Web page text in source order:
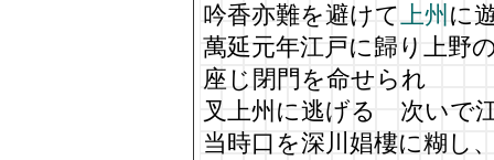
吟香亦難を避けて上州 に
萬延元年江戸に歸り上野
座じ閉門を命せられ
叉上州に逃げる 次いで
当時口を深川娼樓に糊し